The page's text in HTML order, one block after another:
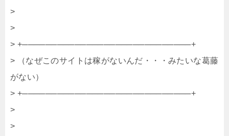
>
>
> +─────────────────────────────+
> （なぜこのサイトは稼がないんだ・・・みたいな葛藤
がない）
> +─────────────────────────────+
>
>